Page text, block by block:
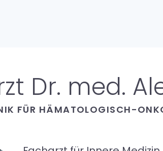
Dr. med.
FÜR HÄMATOLOGISCH-